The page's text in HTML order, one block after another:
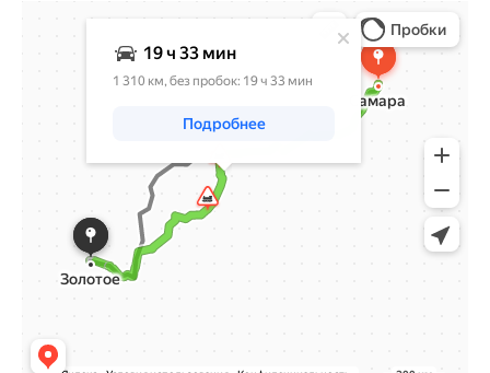
село Кудряшовка: как доехать на автомобиле, общественным
транспортом или пешком – Яндекс Карты